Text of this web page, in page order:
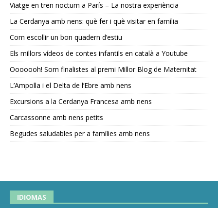
Viatge en tren nocturn a París – La nostra experiència
La Cerdanya amb nens: què fer i què visitar en família
Com escollir un bon quadern d’estiu
Els millors vídeos de contes infantils en català a Youtube
Ooooooh! Som finalistes al premi Millor Blog de Maternitat
L’Ampolla i el Delta de l’Ebre amb nens
Excursions a la Cerdanya Francesa amb nens
Carcassonne amb nens petits
Begudes saludables per a famílies amb nens
IDIOMAS